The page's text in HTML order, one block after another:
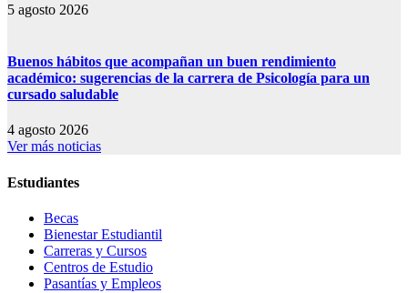
5 agosto 2026
Buenos hábitos que acompañan un buen rendimiento
académico: sugerencias de la carrera de Psicología para un
cursado saludable
4 agosto 2026
Ver más noticias
Estudiantes
Becas
Bienestar Estudiantil
Carreras y Cursos
Centros de Estudio
Pasantías y Empleos